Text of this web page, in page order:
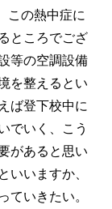
この熱中症に
ところでござ
等の空調設備
を整えるとい
ば登下校中に
でいく、こう
があると思い
いいますか、
ていきたい。